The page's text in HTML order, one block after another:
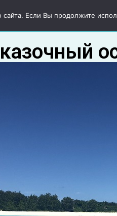
Авторские туры
Если Вы продолжите